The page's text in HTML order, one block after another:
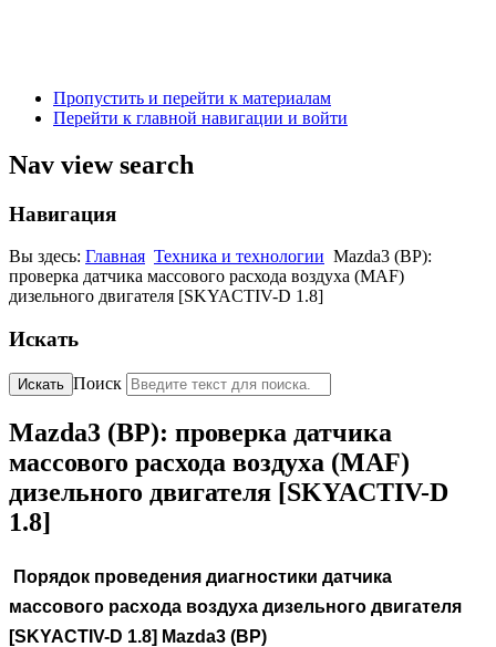
Пропустить и перейти к материалам
Перейти к главной навигации и войти
Nav view search
Навигация
Вы здесь: Главная Техника и технологии Mazda3 (BP):
проверка датчика массового расхода воздуха (MAF)
дизельного двигателя [SKYACTIV-D 1.8]
Искать
Искать Поиск
Mazda3 (BP): проверка датчика
массового расхода воздуха (MAF)
дизельного двигателя [SKYACTIV-D
1.8]
Порядок проведения диагностики датчика
массового расхода воздуха дизельного двигателя
[SKYACTIV-D 1.8] Mazda3 (BP)